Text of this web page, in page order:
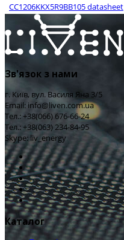
CC1206KKX5R9BB105 datasheet
Зв'язок з нами
г. Київ, вул. Василя Яна 3/5
Email: info@liven.com.ua
Тел.: +38(066) 676-66-24
Тел.: +38(063) 234-84-95
Skype: liv_energy
Каталог